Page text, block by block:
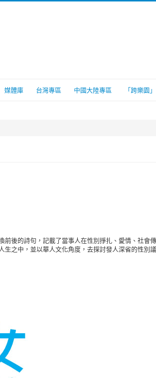
媒體庫 台灣專區 中國大陸專區 「跨樂園
後的詩句，記載了當事人在性別掙扎、愛情、社會
之中，並以華人文化角度，去探討發人深省的性別